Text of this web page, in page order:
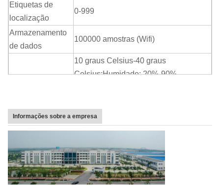
Etiquetas de
localização
0-999
Armazenamento
de dados
100000 amostras (Wifi)
10 graus Celsius-40 graus
Celsius;Humidade: 20%-90%
Informações sobre a empresa